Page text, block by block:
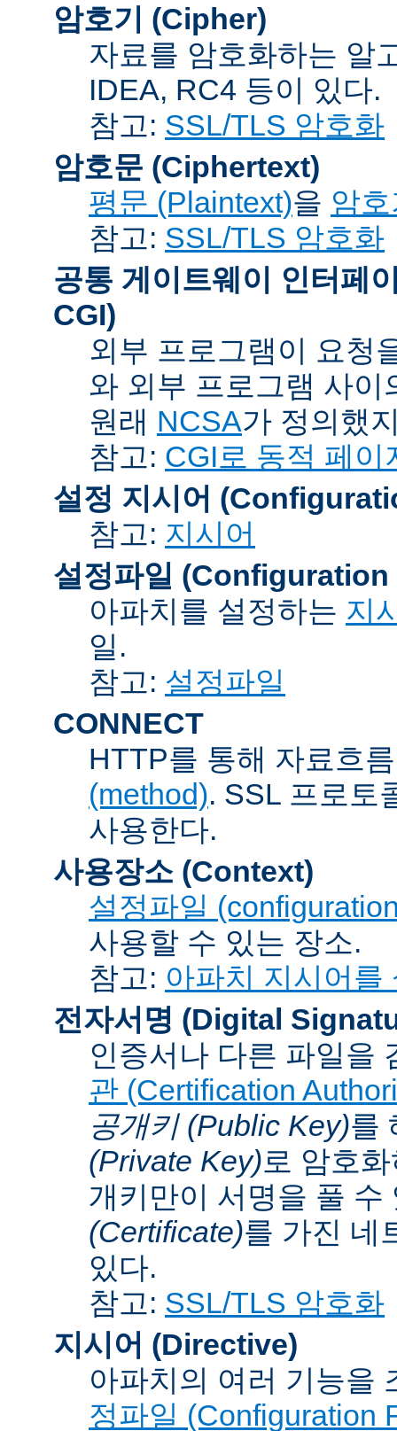
암호기 (Cipher)
자료를 암호화하는 알
IDEA, RC4 등이 있다.
참고: SSL/TLS 암호화
암호문 (Ciphertext)
평문 (Plaintext)을 암
참고: SSL/TLS 암호화
공통 게이트웨이 인터페
CGI)
외부 프로그램이 요청
와 외부 프로그램 사
원래 NCSA가 정의했
참고: CGI로 동적 페이
설정 지시어
참고: 지시어
설정파일 (Configuration
아파치를 설정하는 지
일.
참고: 설정파일
CONNECT
HTTP를 통해 자료흐
(method). SSL 프로토
사용한다.
사용장소 (Context)
설정파일
사용할 수 있는 장소.
참고: 아파치 지시어를
전자서명 (Digital
인증서나 다른 파일을
관 (Certification
공개키 (Public Key)를
(Private Key)로 암호
개키만이 서명을 풀
(Certificate)를 가진 네
있다.
참고: SSL/TLS 암호화
지시어 (Directive)
아파치의 여러 기능을
정파일 (Configuration